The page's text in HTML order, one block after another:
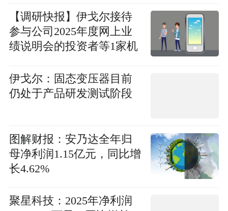
【调研快报】伊戈尔接待
参与公司2025年度网上业
绩说明会的投资者等1家机
伊戈尔：固态变压器目前
仍处于产品研发测试阶段
图解财报：安乃达全年归
母净利润1.15亿元，同比增
长4.62%
聚星科技：2025年净利润